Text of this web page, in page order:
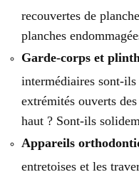
recouvertes de
planches
Garde-corps et
intermédiaires sont-ils
extrémités ouverts
haut ? Sont-ils
Appareils
entretoises et les